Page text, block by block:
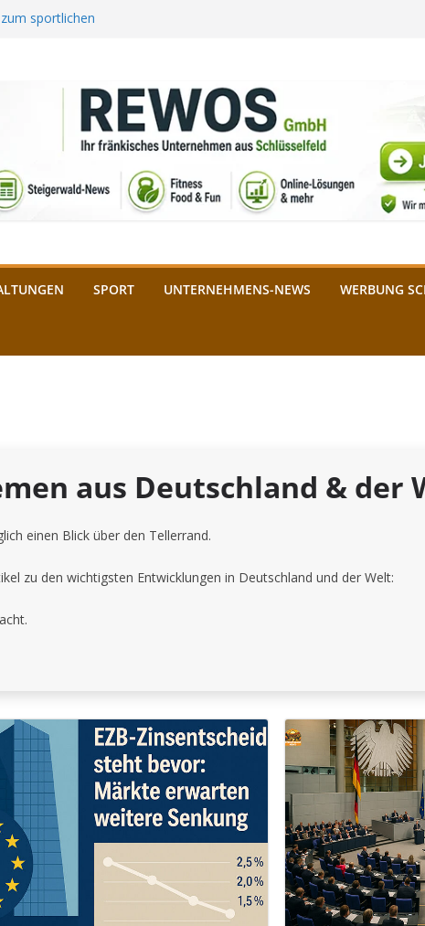
sportlichen
die
ab 3.
SPORT UNTERNEHMENS-NEWS WERBUNG
aus Deutschland & der
einen Blick über den Tellerrand.
zu den wichtigsten Entwicklungen in Deutschland und der Welt: